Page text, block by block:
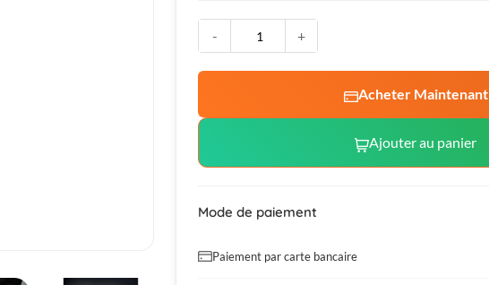
- +
Acheter Maintenant
Ajouter au panier
Mode de paiement
Paiement par carte bancaire